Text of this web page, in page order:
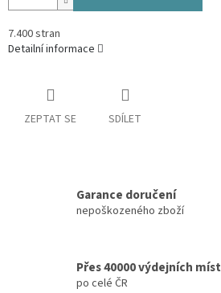
7.400 stran
Detailní informace
ZEPTAT SE SDÍLET
Garance doručení
nepoškozeného zboží
Přes 40000 výdejních míst
po celé ČR